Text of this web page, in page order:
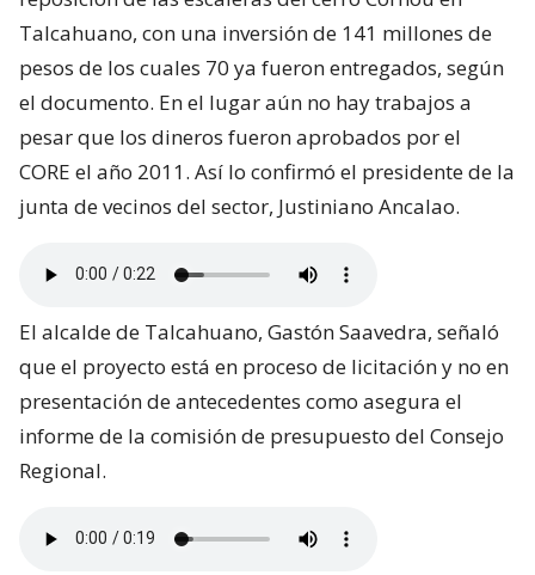
Talcahuano, con una inversión de 141 millones de
pesos de los cuales 70 ya fueron entregados, según
el documento. En el lugar aún no hay trabajos a
pesar que los dineros fueron aprobados por el
CORE el año 2011. Así lo confirmó el presidente de la
junta de vecinos del sector, Justiniano Ancalao.
El alcalde de Talcahuano, Gastón Saavedra, señaló
que el proyecto está en proceso de licitación y no en
presentación de antecedentes como asegura el
informe de la comisión de presupuesto del Consejo
Regional.